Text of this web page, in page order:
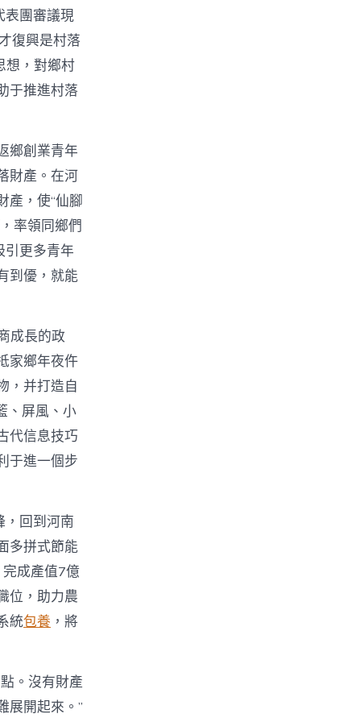
表團審議現
復興是村落
想，對鄉村
于推進村落
鄉創業青年
財產。在河
產，使“仙腳
率領同鄉們
引更多青年
到優，就能
成長的政
家鄉年夜仵
，并打造自
、屏風、小
代信息技巧
于進一個步
，回到河南
多拼式節能
成產值7億
位，助力農
統包養 ，將
。沒有財產
展開起來。”